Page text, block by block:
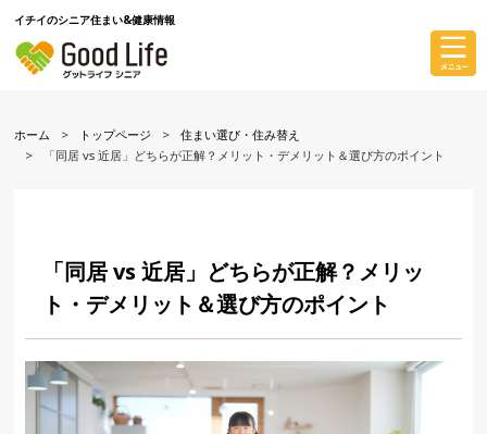
イチイのシニア住まい&健康情報
ホーム トップページ
住まい選び・住み替え
「同居 vs 近居」どちらが正解？メリット・デメリット＆選び方のポイント
「同居 vs 近居」どちらが正解？メリッ
ト・デメリット＆選び方のポイント